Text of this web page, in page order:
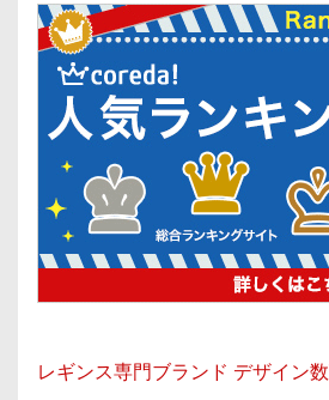
レギンス専門ブランド デザイン